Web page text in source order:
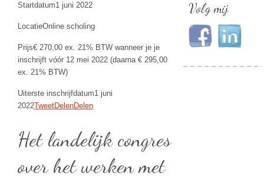
Startdatum1 juni 2022
LocatieOnline scholing
Prijs€ 270,00 ex. 21% BTW wanneer je je
inschrijft vóór 12 mei 2022 (daarna € 295,00
ex. 21% BTW)
Uiterste inschrijfdatum1 juni
2022TweetDelenDelen
Het landelijk congres
over het werken met
Volg mij